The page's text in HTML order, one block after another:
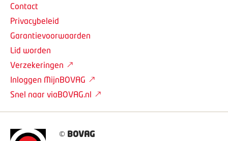
© BOVAG
Contact
Privacybeleid
Garantievoorwaarden
Lid worden
Verzekeringen
Inloggen MijnBOVAG
Snel naar viaBOVAG.nl